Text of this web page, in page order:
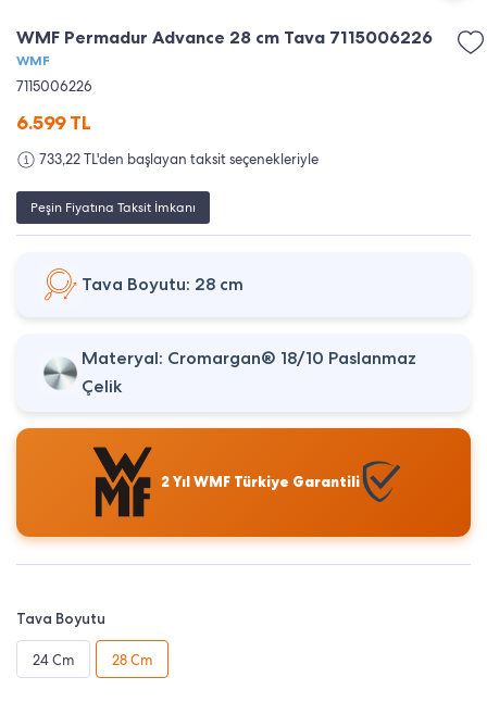
WMF Permadur Advance 28 cm Tava 7115006226
WMF
7115006226
6.599TL
733,22 TL'den başlayan taksit seçenekleriyle
Peşin Fiyatına Taksit İmkanı
Tava Boyutu: 28 cm
Materyal: Cromargan® 18/10 Paslanmaz
Çelik
2 Yıl WMF Türkiye Garantili
Tava Boyutu
24 Cm 28 Cm